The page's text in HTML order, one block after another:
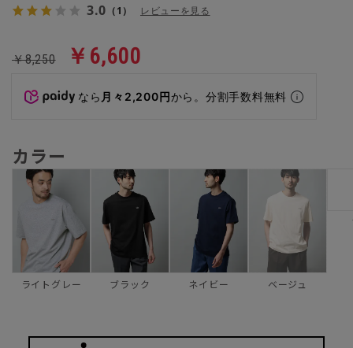
3.0 （1） レビューを見る
￥8,250 ￥6,600
なら 月々2,200円から。分割手数料無料
カラー
ライトグレー ブラック ネイビー ベージュ